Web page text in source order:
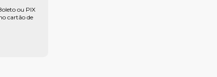
ou PIX
cartão de